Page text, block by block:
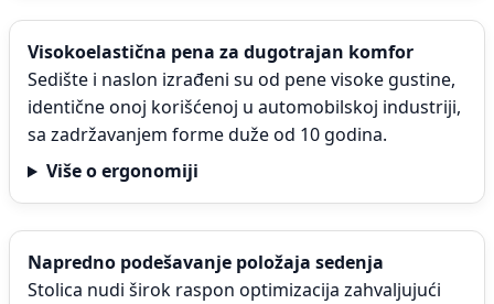
Visokoelastična pena za dugotrajan komfor
Sedište i naslon izrađeni su od pene visoke gustine,
identične onoj korišćenoj u automobilskoj industriji,
sa zadržavanjem forme duže od 10 godina.
Više o ergonomiji
Napredno podešavanje položaja sedenja
Stolica nudi širok raspon optimizacija zahvaljujući